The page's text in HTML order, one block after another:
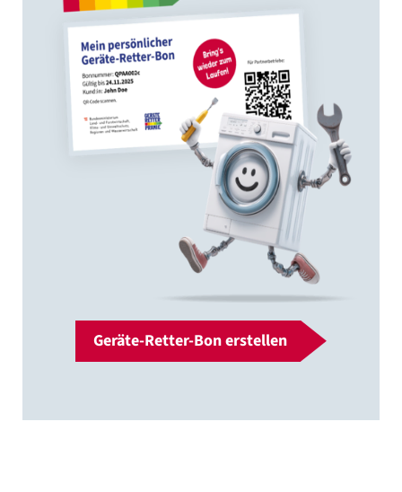
Geräte-Retter-Bon erstellen